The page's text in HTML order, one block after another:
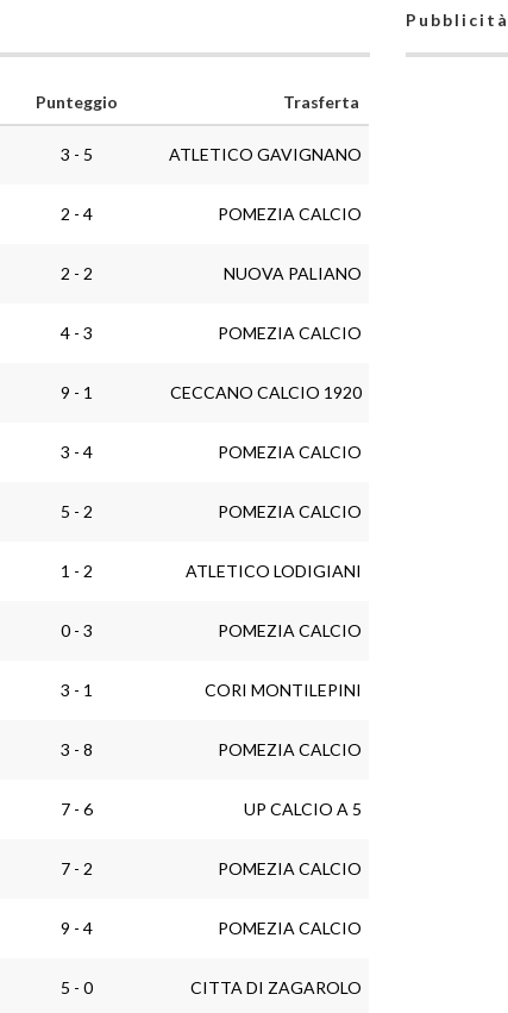
Punteggio
Trasferta
3 - 5 ATLETICO GAVIGNANO
2 - 4 POMEZIA CALCIO
2 - 2 NUOVA PALIANO
4 - 3 POMEZIA CALCIO
9 - 1 CECCANO CALCIO 1920
3 - 4 POMEZIA CALCIO
5 - 2 POMEZIA CALCIO
1 - 2 ATLETICO LODIGIANI
0 - 3 POMEZIA CALCIO
3 - 1 CORI MONTILEPINI
3 - 8 POMEZIA CALCIO
7 - 6 UP CALCIO A 5
7 - 2 POMEZIA CALCIO
9 - 4 POMEZIA CALCIO
5 - 0 CITTA DI ZAGAROLO
Pubblicità